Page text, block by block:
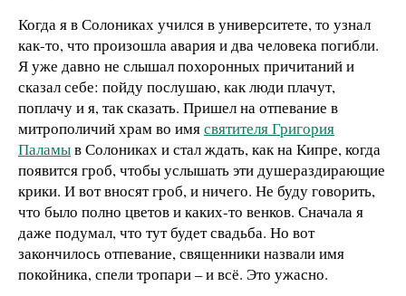
Когда я в Солониках учился в университете, то узнал
как-то, что произошла авария и два человека погибли.
Я уже давно не слышал похоронных причитаний и
сказал себе: пойду послушаю, как люди плачут,
поплачу и я, так сказать. Пришел на отпевание в
митрополичий храм во имясвятителя Григория
Паламыв Солониках и стал ждать, как на Кипре, когда
появится гроб, чтобы услышать эти душераздирающие
крики. И вот вносят гроб, и ничего. Не буду говорить,
что было полно цветов и каких-то венков. Сначала я
даже подумал, что тут будет свадьба. Но вот
закончилось отпевание, священники назвали имя
покойника, спели тропари – и всё. Это ужасно.